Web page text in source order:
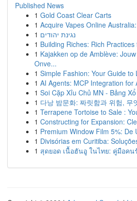
Published News
1 Gold Coast Clear Carts
1 Acquire Vapes Online
1 נגינת יהודים
1 Building Riches: Rich
1 Kajakken op de Amblève:
Onve...
1 Simple Fashion: Your Guide to
1 AI Agents: MCP Integration for
1 Soi Cặp Xỉu Chủ MN - Bảng
1 다낭 밤문화: 짜릿함과 위험, 무
1 Terrapene Tortoise to Sale :
1 Constructing for Expansion:
1 Premium Window Film 5%: De
1 Divisórias em Curitiba:
1 สุดยอด เนื้อฮันอู ในไทย: คู่มือคน